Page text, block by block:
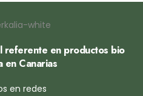
referente en productos bio
en Canarias
en redes